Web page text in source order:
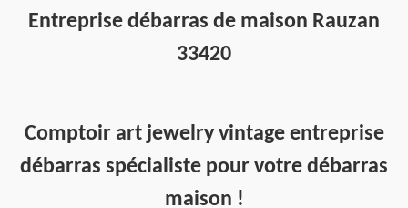
Entreprise débarras de maison Rauzan
33420
Comptoir art jewelry vintage entreprise
débarras spécialiste pour votre débarras
maison !